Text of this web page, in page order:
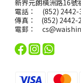
新界元朗橫洲路16號
電話： (852) 2442-
傳真： (852) 2442-
電郵：